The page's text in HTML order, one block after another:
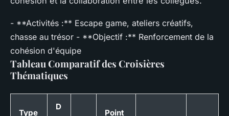
- **Activités :** Escape game, ateliers créatifs,
chasse au trésor - **Objectif :** Renforcement de la
cohésion d'équipe
Tableau Comparatif des Croisières
Thématiques
Type
D
Point